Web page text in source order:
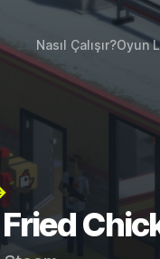
Nasıl Çalışır?Oyun